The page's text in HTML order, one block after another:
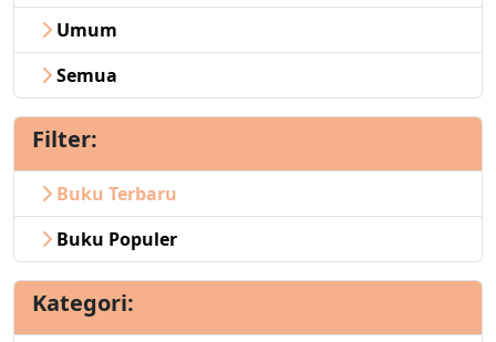
Umum
Semua
Filter:
Buku Terbaru
Buku Populer
Kategori: